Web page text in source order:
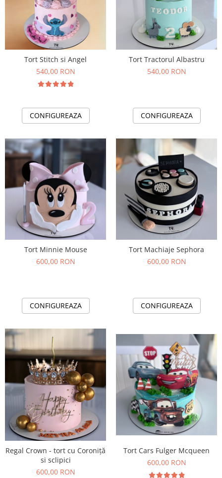
Tort Stitch si Angel
540,00 RON
CONFIGUREAZA
Tort Tractorul Albastru
540,00 RON
CONFIGUREAZA
Tort Minnie Mouse
600,00 RON
CONFIGUREAZA
Tort Machiaje Sephora
600,00 RON
CONFIGUREAZA
Regal Crown - tort cu Coroniță
si sclipici
600,00 RON
Tort Cars Fulger Mcqueen
600,00 RON